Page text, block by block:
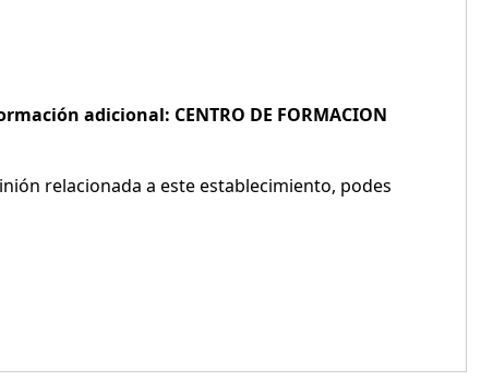
adicional: CENTRO DE FORMACION
relacionada a este establecimiento, podes